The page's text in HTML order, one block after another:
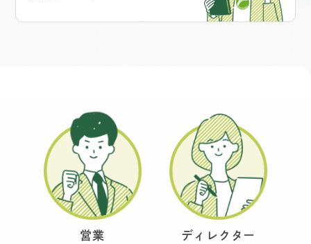
営業 ディレクター